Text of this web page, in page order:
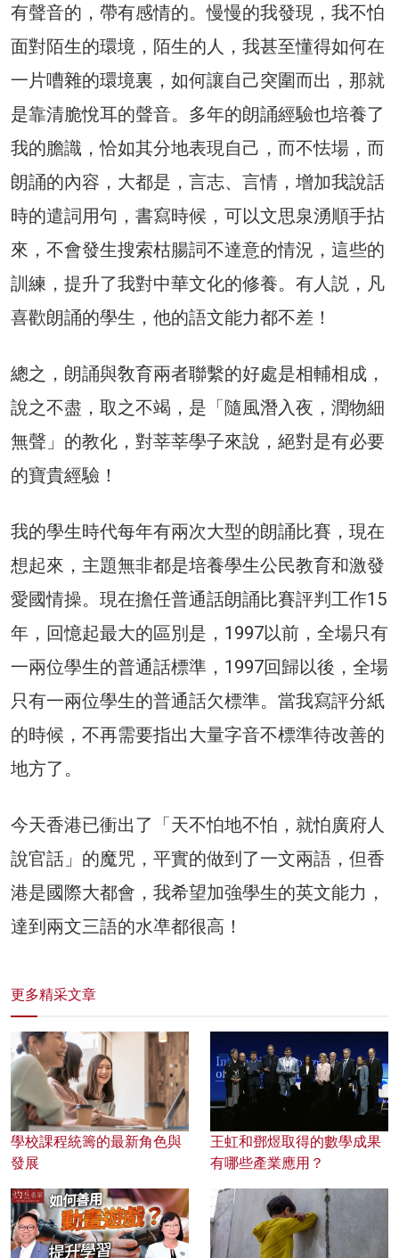
有聲音的，帶有感情的。慢慢的我發現，我不怕
面對陌生的環境，陌生的人，我甚至懂得如何在
一片嘈雜的環境裏，如何讓自己突圍而出，那就
是靠清脆悅耳的聲音。多年的朗誦經驗也培養了
我的膽識，恰如其分地表現自己，而不怯場，而
朗誦的內容，大都是，言志、言情，增加我說話
時的遣詞用句，書寫時候，可以文思泉湧順手拈
來，不會發生搜索枯腸詞不達意的情況，這些的
訓練，提升了我對中華文化的修養。有人説，凡
喜歡朗誦的學生，他的語文能力都不差！
總之，朗誦與敎育兩者聯繫的好處是相輔相成，
說之不盡，取之不竭，是「隨風潛入夜，潤物細
無聲」的教化，對莘莘學子來說，絕對是有必要
的寶貴經驗！
我的學生時代每年有兩次大型的朗誦比賽，現在
想起來，主題無非都是培養學生公民教育和激發
愛國情操。現在擔任普通話朗誦比賽評判工作15
年，回憶起最大的區別是，1997以前，全場只有
一兩位學生的普通話標準，1997回歸以後，全場
只有一兩位學生的普通話欠標準。當我寫評分紙
的時候，不再需要指出大量字音不標準待改善的
地方了。
今天香港已衝出了「天不怕地不怕，就怕廣府人
說官話」的魔咒，平實的做到了一文兩語，但香
港是國際大都會，我希望加強學生的英文能力，
達到兩文三語的水凖都很高！
更多精采文章
學校課程統籌的最新角色與
發展
王虹和鄧煜取得的數學成果
有哪些產業應用？